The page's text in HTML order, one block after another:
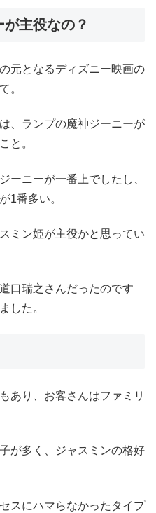
主役なの？
元となるディズニー映画の
。
、ランプの魔神ジーニーが
と。
ーニーが一番上でしたし、
1番多い。
ミン姫が主役かと思ってい
口瑞之さんだったのです
した。
あり、お客さんはファミリ
が多く、ジャスミンの格好
スにハマらなかったタイプ